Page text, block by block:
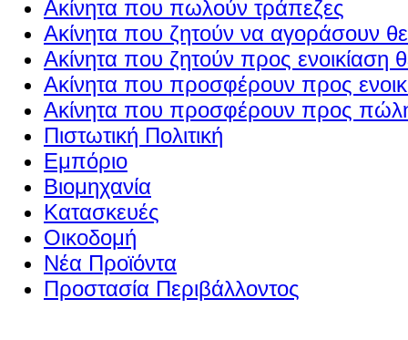
Ακίνητα που πωλούν τράπεζες
Ακίνητα που ζητούν να αγοράσουν
Ακίνητα που ζητούν προς ενοικίαση
Ακίνητα που προσφέρουν προς
Ακίνητα που προσφέρουν προς
Πιστωτική Πολιτική
Εμπόριο
Βιομηχανία
Κατασκευές
Οικοδομή
Νέα Προϊόντα
Προστασία Περιβάλλοντος